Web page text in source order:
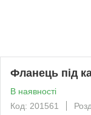
Фланець під
В наявності
Код: 201561